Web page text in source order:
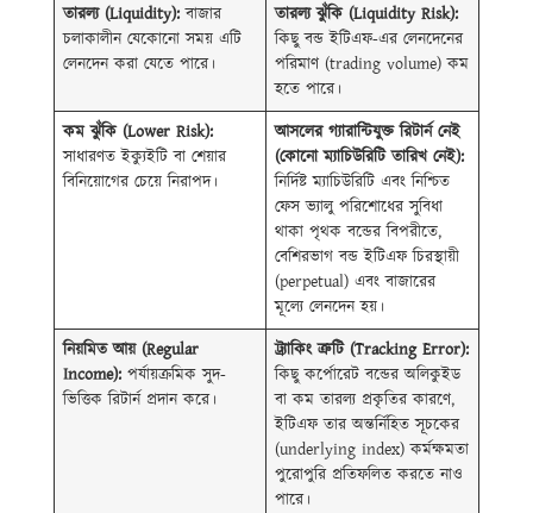
তারল্য (Liquidity): বাজার
চলাকালীন যেকোনো সময় এটি
লেনদেন করা যেতে পারে।
তারল্য ঝুঁকি (Liquidity Risk):
কিছু বন্ড ইটিএফ-এর লেনদেনের
পরিমাণ (trading volume) কম
হতে পারে।
কম ঝুঁকি (Lower Risk):
সাধারণত ইক্যুইটি বা শেয়ার
বিনিয়োগের চেয়ে নিরাপদ।
আসলের গ্যারান্টিযুক্ত রিটার্ন নেই
(কোনো ম্যাচিউরিটি তারিখ নেই):
নির্দিষ্ট ম্যাচিউরিটি এবং নিশ্চিত
ফেস ভ্যালু পরিশোধের সুবিধা
থাকা পৃথক বন্ডের বিপরীতে,
বেশিরভাগ বন্ড ইটিএফ চিরস্থায়ী
(perpetual) এবং বাজারের
মূল্যে লেনদেন হয়।
নিয়মিত আয় (Regular
Income): পর্যায়ক্রমিক সুদ-
ভিত্তিক রিটার্ন প্রদান করে।
ট্র্যাকিং ত্রুটি (Tracking Error):
কিছু কর্পোরেট বন্ডের অলিকুইড
বা কম তারল্য প্রকৃতির কারণে,
ইটিএফ তার অন্তর্নিহিত সূচকের
(underlying index) কর্মক্ষমতা
পুরোপুরি প্রতিফলিত করতে নাও
পারে।